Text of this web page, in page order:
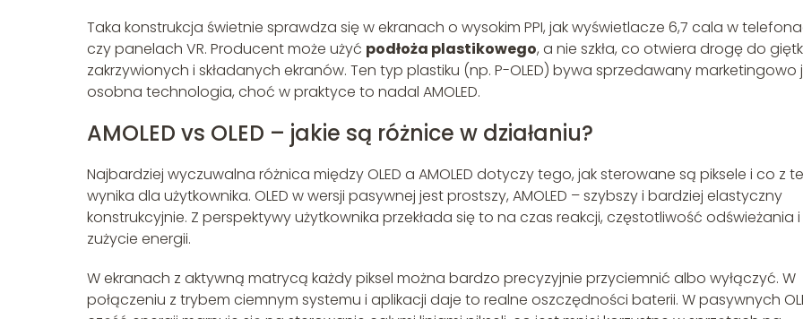
Taka konstrukcja świetnie sprawdza się w ekranach o wysokim PPI, jak wyświetlacze 6,7 cala w
czy panelach VR. Producent może użyć podłoża plastikowego, a nie szkła, co otwiera drogę do
zakrzywionych i składanych ekranów. Ten typ plastiku (np. P-OLED) bywa sprzedawany marketingowo
osobna technologia, choć w praktyce to nadal AMOLED.
AMOLED vs OLED – jakie są różnice w działaniu?
Najbardziej wyczuwalna różnica między OLED a AMOLED dotyczy tego, jak sterowane są piksele i co z
wynika dla użytkownika. OLED w wersji pasywnej jest prostszy, AMOLED – szybszy i bardziej elastyczny
konstrukcyjnie. Z perspektywy użytkownika przekłada się to na czas reakcji, częstotliwość odświeżania i
zużycie energii.
W ekranach z aktywną matrycą każdy piksel można bardzo precyzyjnie przyciemnić albo wyłączyć. W
połączeniu z trybem ciemnym systemu i aplikacji daje to realne oszczędności baterii. W pasywnych